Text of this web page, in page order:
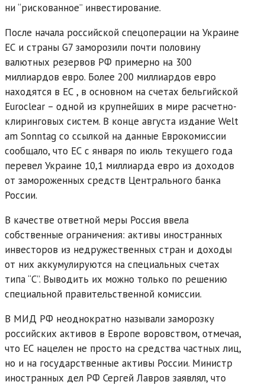
ни “рискованное” инвестирование.
После начала российской спецоперации на Украине
ЕС и страны G7 заморозили почти половину
валютных резервов РФ примерно на 300
миллиардов евро. Более 200 миллиардов евро
находятся в ЕС , в основном на счетах бельгийской
Euroclear – одной из крупнейших в мире расчетно-
клиринговых систем. В конце августа издание Welt
am Sonntag со ссылкой на данные Еврокомиссии
сообщало, что ЕС с января по июль текущего года
перевел Украине 10,1 миллиарда евро из доходов
от замороженных средств Центрального банка
России.
В качестве ответной меры Россия ввела
собственные ограничения: активы иностранных
инвесторов из недружественных стран и доходы
от них аккумулируются на специальных счетах
типа “С”. Выводить их можно только по решению
специальной правительственной комиссии.
В МИД РФ неоднократно называли заморозку
российских активов в Европе воровством, отмечая,
что ЕС нацелен не просто на средства частных лиц,
но и на государственные активы России. Министр
иностранных дел РФ Сергей Лавров заявлял, что